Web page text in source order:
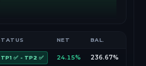
NET BAL.
TP1 ✅ - TP2 ✅ 24.15% 236.67%